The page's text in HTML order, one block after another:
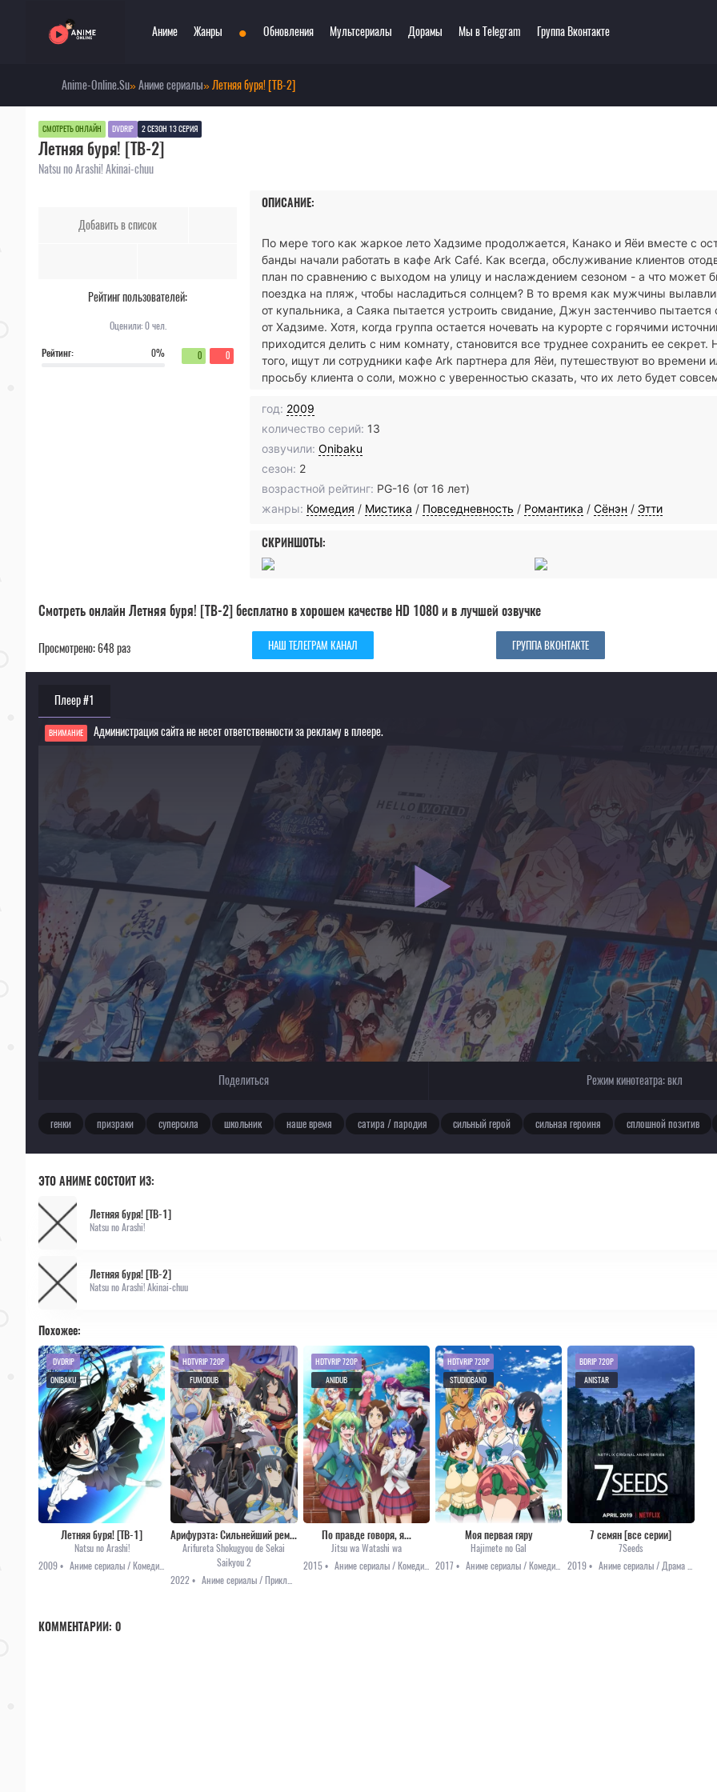
Аниме
Сериалы
Фильмы
Аниме 2022
Жанры
Боевые искусства
Приключения
Школа
Игры
Этти
Экшен
Сверхъестественное
• Обновления Мультсериалы
Смотреть онлайн
Дорамы Мы в Telegram Группа Вконтакте
Anime-Online.Su»Аниме сериалы» Летняя буря! [ТВ-2]
СМОТРЕТЬ ОНЛАЙН DVDRIP 2 СЕЗОН 13 СЕРИЯ
Летняя буря! [ТВ-2]
Natsu no Arashi! Akinai-chuu
Добавить в список
Рейтинг пользователей:
Оценили:0чел.
Рейтинг: 0% 0 0
ОПИСАНИЕ:
По мере того как жаркое лето Хадзиме продолжается, Канако и Яёи вместе с
банды начали работать в кафе Ark Café. Как всегда, обслуживание клиентов
план по сравнению с выходом на улицу и наслаждением сезоном - а что может
поездка на пляж, чтобы насладиться солнцем? В то время как мужчины
от купальника, а Саяка пытается устроить свидание, Джун застенчиво пытается
от Хадзиме. Хотя, когда группа остается ночевать на курорте с горячими
приходится делить с ним комнату, становится все труднее сохранить ее секрет.
того, ищут ли сотрудники кафе Ark партнера для Яёи, путешествуют во времени
просьбу клиента о соли, можно с уверенностью сказать, что их лето будет
год: 2009
количество серий: 13
озвучили: Onibaku
сезон: 2
возрастной рейтинг: PG-16 (от 16 лет)
жанры: Комедия / Мистика / Повседневность / Романтика / Сёнэн / Этти
СКРИНШОТЫ:
Смотреть онлайн Летняя буря! [ТВ-2] бесплатно в хорошем качестве HD 1080 и в лучшей озвучке
Просмотрено: 648 раз НАШ ТЕЛЕГРАМ КАНАЛ ГРУППА ВКОНТАКТЕ
Плеер #1
ВНИМАНИЕ
Администрация сайта не несет ответственности за рекламу в плеере.
Для просмотра некоторых аниме необходимо установить VPN
Текущее воспроизведение：Летняя буря! [ТВ-2]
Поделиться Режим кинотеатра:вкл
генки призраки суперсила школьник наше время сатира / пародия сильный герой сильная героиня сплошной позитив
ЭТО АНИМЕ СОСТОИТ ИЗ:
Летняя буря! [ТВ-1]
Natsu no Arashi!
Летняя буря! [ТВ-2]
Natsu no Arashi! Akinai-chuu
Похожее:
Летняя буря! [ТВ-1]
Natsu no Arashi!
2009 •
DVDRIP
ONIBAKU
Арифурэта: Сильнейший ремесленник в мире [ТВ-2]
Arifureta Shokugyou de Sekai
Saikyou 2
2022 •
HDTVRIP 720P
FUMODUB
По правде говоря, я...
Jitsu wa Watashi wa
2015 •
Аниме сериалы / Комедия / Романтика / Сёнэн
HDTVRIP 720P
ANIDUB
Моя первая гяру
Hajimete no Gal
2017 •
Аниме сериалы / Комедия / Романтика / Сёнэн / Этти
HDTVRIP 720P
STUDIOBAND
7 семян [все серии]
7Seeds
2019 •
BDRIP 720P
ANISTAR
КОММЕНТАРИИ: 0